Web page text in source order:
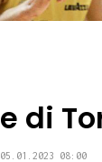
di
05.01.2023 08:00